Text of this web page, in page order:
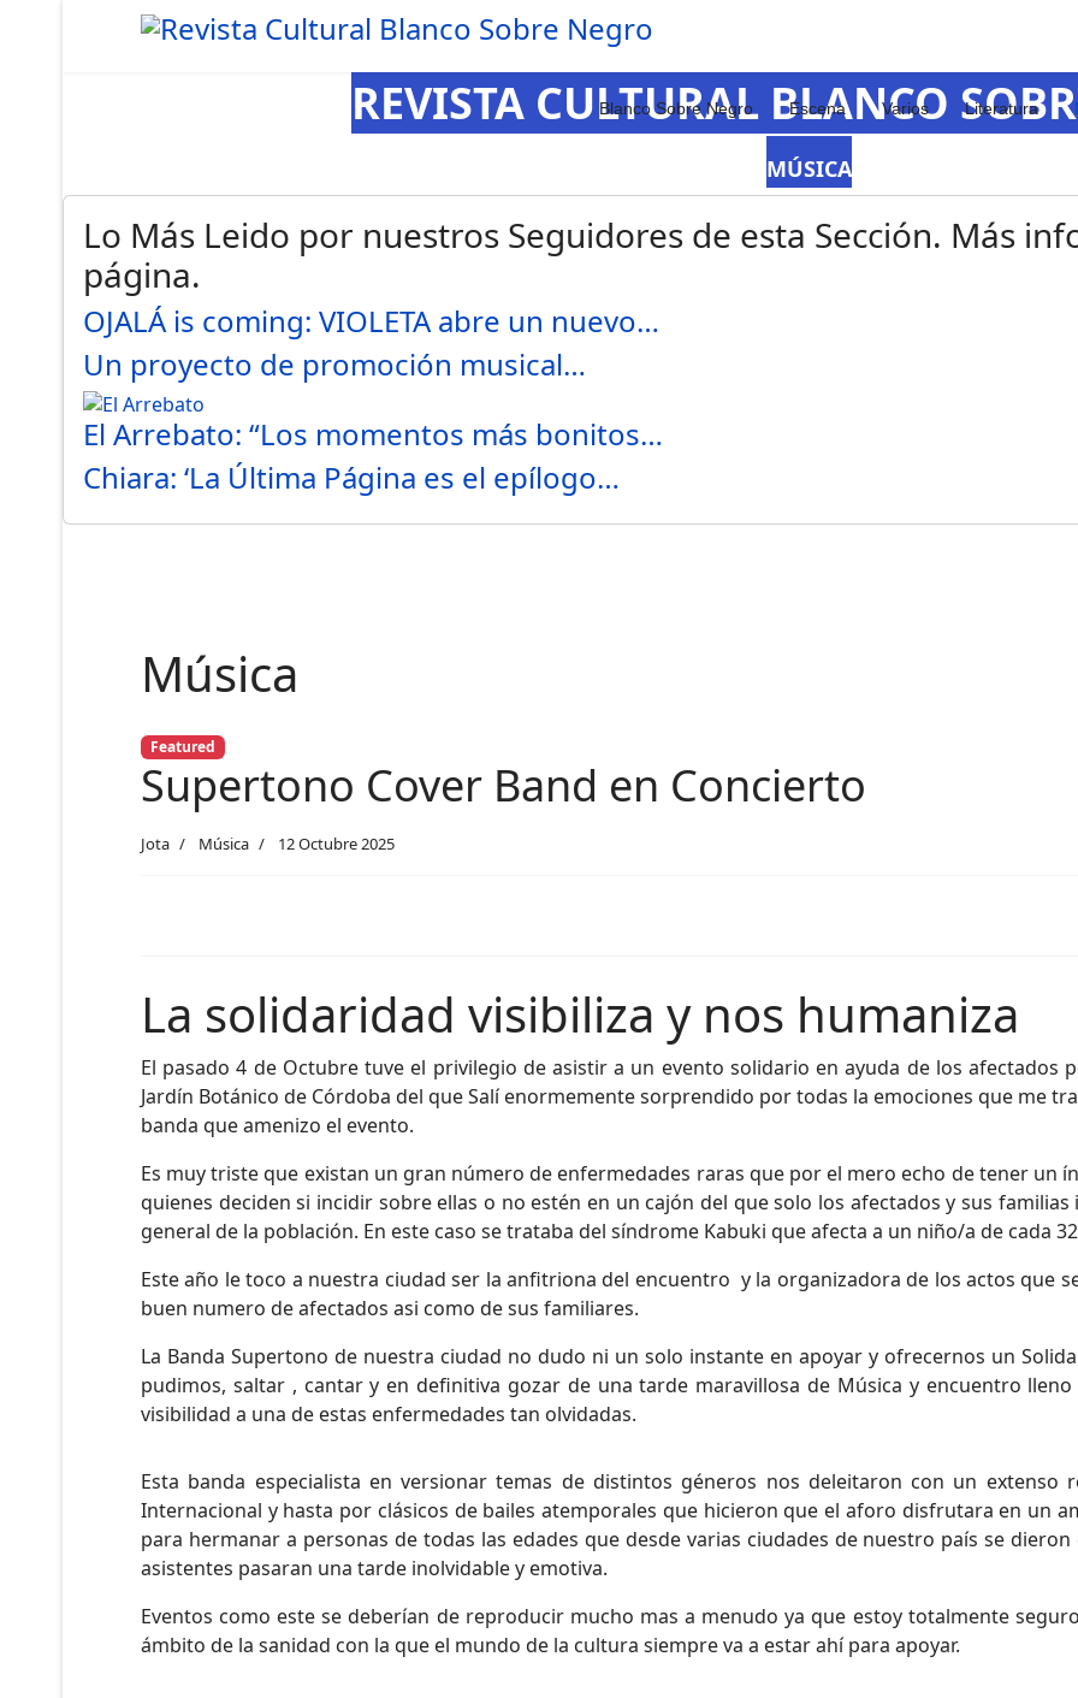
Blanco Sobre Negro Escena Varios Literatura
REVISTA CULTURAL BLANCO
MÚSICA
Lo Más Leido por nuestros Seguidores de esta Sección. Más
página.
OJALÁ is coming: VIOLETA abre un nuevo…
Un proyecto de promoción musical…
El Arrebato: “Los momentos más bonitos…
Chiara: ‘La Última Página es el epílogo…
Música
Featured
Supertono Cover Band en Concierto
Jota Música 12 Octubre 2025
La solidaridad visibiliza y nos humaniza
El pasado 4 de Octubre tuve el privilegio de asistir a un evento solidario en ayuda de los afectados
Jardín Botánico de Córdoba del que Salí enormemente sorprendido por todas la emociones que me
banda que amenizo el evento.
Es muy triste que existan un gran número de enfermedades raras que por el mero echo de tener un
quienes deciden si incidir sobre ellas o no estén en un cajón del que solo los afectados y sus
general de la población. En este caso se trataba del síndrome Kabuki que afecta a un niño/a de cada
Este año le toco a nuestra ciudad ser la anfitriona del encuentro y la organizadora de los actos que
buen numero de afectados asi como de sus familiares.
La Banda Supertono de nuestra ciudad no dudo ni un solo instante en apoyar y ofrecernos un
pudimos, saltar , cantar y en definitiva gozar de una tarde maravillosa de Música y encuentro
visibilidad a una de estas enfermedades tan olvidadas.
Esta banda especialista en versionar temas de distintos géneros nos deleitaron con un
Internacional y hasta por clásicos de bailes atemporales que hicieron que el aforo disfrutara en un
para hermanar a personas de todas las edades que desde varias ciudades de nuestro país se
asistentes pasaran una tarde inolvidable y emotiva.
Eventos como este se deberían de reproducir mucho mas a menudo ya que estoy totalmente
ámbito de la sanidad con la que el mundo de la cultura siempre va a estar ahí para apoyar.